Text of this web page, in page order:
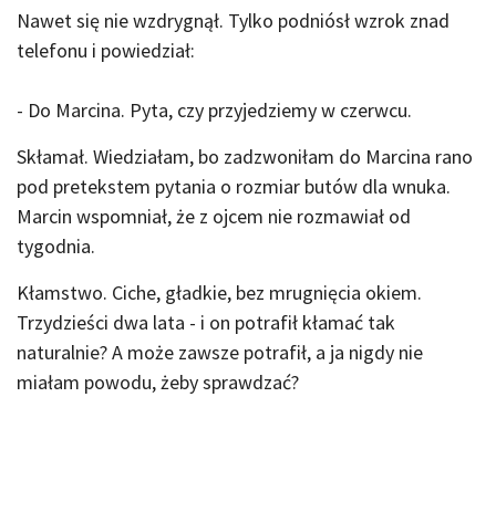
Nawet się nie wzdrygnął. Tylko podniósł wzrok znad
telefonu i powiedział:
- Do Marcina. Pyta, czy przyjedziemy w czerwcu.
Skłamał. Wiedziałam, bo zadzwoniłam do Marcina rano
pod pretekstem pytania o rozmiar butów dla wnuka.
Marcin wspomniał, że z ojcem nie rozmawiał od
tygodnia.
Kłamstwo. Ciche, gładkie, bez mrugnięcia okiem.
Trzydzieści dwa lata - i on potrafił kłamać tak
naturalnie? A może zawsze potrafił, a ja nigdy nie
miałam powodu, żeby sprawdzać?